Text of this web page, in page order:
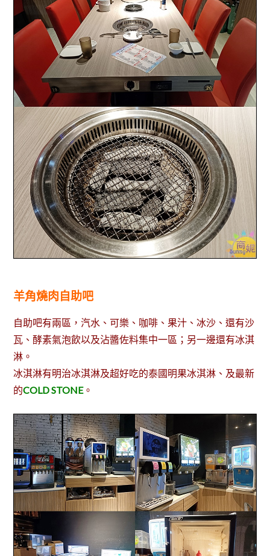
羊角燒肉自助吧
自助吧有兩區，汽水、可樂、咖啡、果汁、冰沙、還有沙
瓦、酵素氣泡飲以及沾醬佐料集中一區；另一邊還有冰淇
淋。
冰淇淋有明治冰淇淋及超好吃的泰國明果冰淇淋、及最新
的COLD STONE。